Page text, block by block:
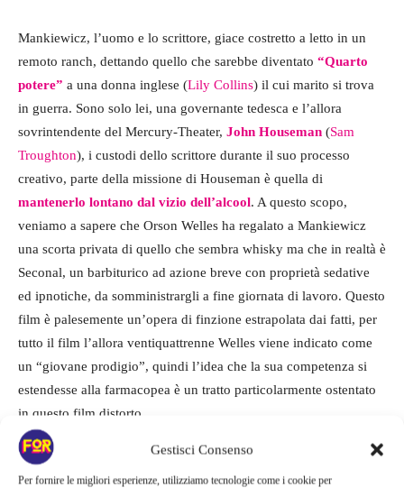
Gestisci Consenso
Per fornire le migliori esperienze, utilizziamo tecnologie come i cookie per
Mankiewicz, l’uomo e lo scrittore, giace costretto a letto in un
remoto ranch, dettando quello che sarebbe diventato “Quarto
potere” a una donna inglese (Lily Collins) il cui marito si trova
in guerra. Sono solo lei, una governante tedesca e l’allora
sovrintendente del Mercury-Theater, John Houseman (Sam
Troughton), i custodi dello scrittore durante il suo processo
creativo, parte della missione di Houseman è quella di
mantenerlo lontano dal vizio dell’alcool. A questo scopo,
veniamo a sapere che Orson Welles ha regalato a Mankiewicz
una scorta privata di quello che sembra whisky ma che in realtà è
Seconal, un barbiturico ad azione breve con proprietà sedative
ed ipnotiche, da somministrargli a fine giornata di lavoro. Questo
film è palesemente un’opera di finzione estrapolata dai fatti, per
tutto il film l’allora ventiquattrenne Welles viene indicato come
un “giovane prodigio”, quindi l’idea che la sua competenza si
estendesse alla farmacopea è un tratto particolarmente ostentato
in questo film distorto.